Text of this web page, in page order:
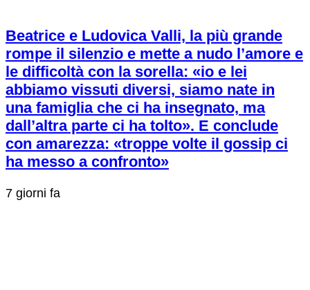
Beatrice e Ludovica Valli, la più grande
rompe il silenzio e mette a nudo l’amore e
le difficoltà con la sorella: «io e lei
abbiamo vissuti diversi, siamo nate in
una famiglia che ci ha insegnato, ma
dall’altra parte ci ha tolto». E conclude
con amarezza: «troppe volte il gossip ci
ha messo a confronto»
7 giorni fa